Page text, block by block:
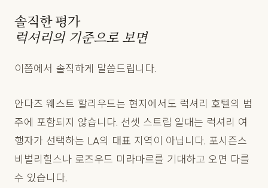
솔직한 평가
럭셔리의 기준으로 보면
이쯤에서 솔직하게 말씀드립니다.
안다즈 웨스트 할리우드는 현지에서도 럭셔리 호텔의 범
주에 포함되지 않습니다. 선셋 스트립 일대는 럭셔리 여
행자가 선택하는 LA의 대표 지역이 아닙니다. 포시즌스
비벌리힐스나 로즈우드 미라마르를 기대하고 오면 다를
수 있습니다.